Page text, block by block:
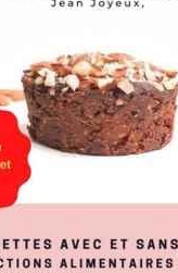
!
dégustation »
si cela vous
pour passer à
Cilou répondra aux